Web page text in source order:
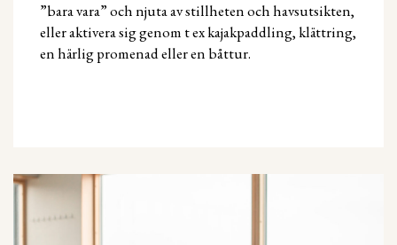
”bara vara” och njuta av stillheten och havsutsikten,
eller aktivera sig genom t ex kajakpaddling, klättring,
en härlig promenad eller en båttur.